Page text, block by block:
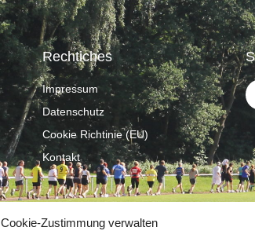
Cookie-Zustimmung verwalten
Rechtiches
Impressum
Datenschutz
Cookie Richtinie (EU)
Kontakt